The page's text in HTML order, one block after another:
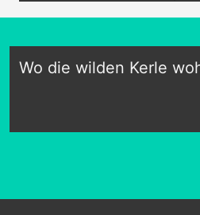
Wo die wilden Kerle